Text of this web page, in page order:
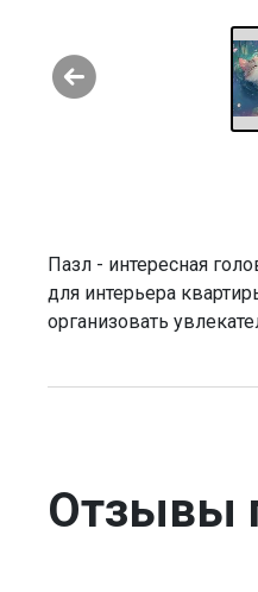
Пазл - интересная
для интерьера
организовать
Отзывы